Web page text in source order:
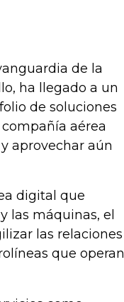
de la
ha llegado a un
de soluciones
aérea
aprovechar aún
digital que
las máquinas, el
las relaciones
que operan